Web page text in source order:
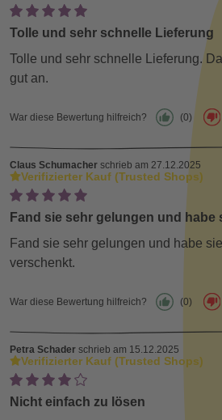
Tolle und sehr schnelle Lieferung
Tolle und sehr schnelle Lieferung.
gut an.
War diese Bewertung hilfreich? (0)
Claus Schumacher schrieb am 27.12.2025
Verifizierter Kauf (Trusted Shops)
Fand sie sehr gelungen und habe
Fand sie sehr gelungen und habe
verschenkt.
War diese Bewertung hilfreich? (0)
Petra Schader schrieb am 15.12.2025
Verifizierter Kauf (Trusted Shops)
Nicht einfach zu lösen